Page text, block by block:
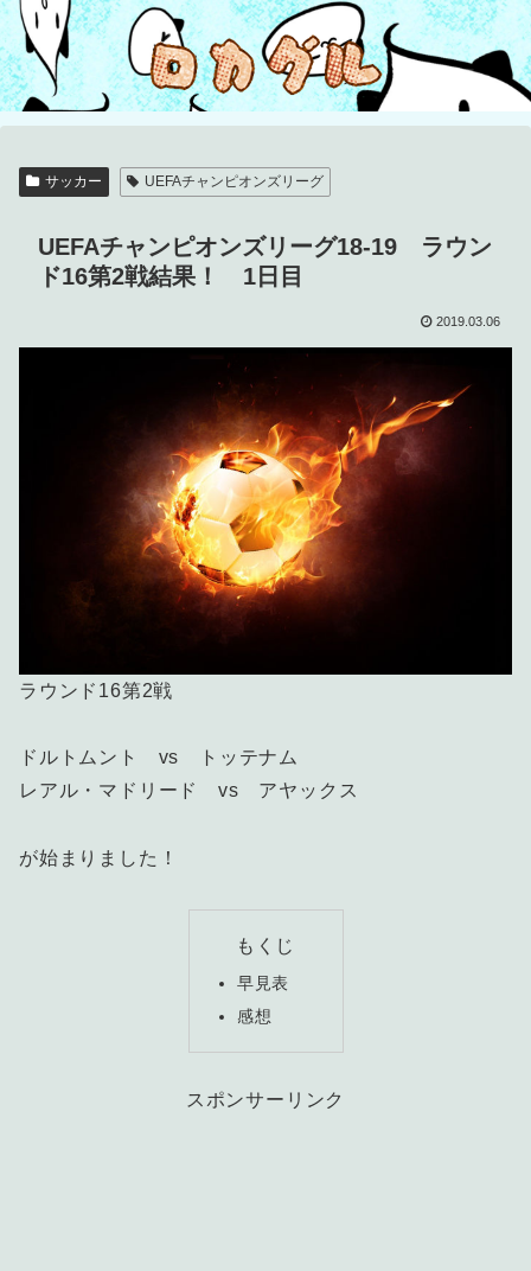
サッカー UEFAチャンピオンズリーグ
UEFAチャンピオンズリーグ18-19 ラウン
ド16第2戦結果！ 1日目
2019.03.06
ラウンド16第2戦
ドルトムント vs トッテナム
レアル・マドリード vs アヤックス
が始まりました！
もくじ
早見表
感想
スポンサーリンク